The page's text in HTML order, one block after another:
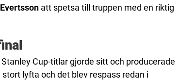
att spetsa till truppen med en riktig
Cup-titlar gjorde sitt och producerade
lyfta och det blev respass redan i